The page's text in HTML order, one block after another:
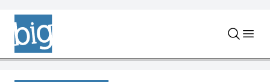
Skip to content